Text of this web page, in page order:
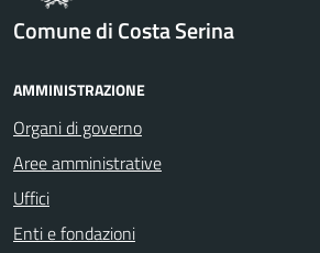
Comune di Costa Serina
AMMINISTRAZIONE
Organi di governo
Aree amministrative
Uffici
Enti e fondazioni